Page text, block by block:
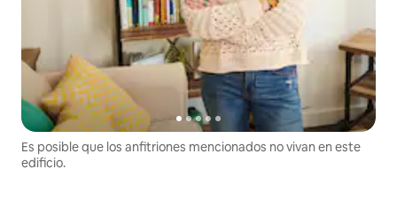
Es posible que los anfitriones mencionados no vivan en este
edificio.